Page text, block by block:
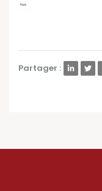
Partager :